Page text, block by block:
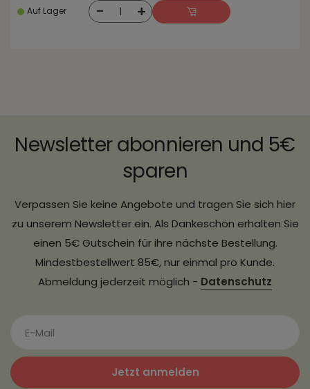
Auf Lager - 1 +
Newsletter abonnieren und 5€
sparen
Verpassen Sie keine Angebote und tragen Sie sich hier
zu unserem Newsletter ein. Als Dankeschön erhalten Sie
einen 5€ Gutschein für ihre nächste Bestellung.
Mindestbestellwert 85€, nur einmal pro Kunde.
Abmeldung jederzeit möglich - Datenschutz
Jetzt anmelden